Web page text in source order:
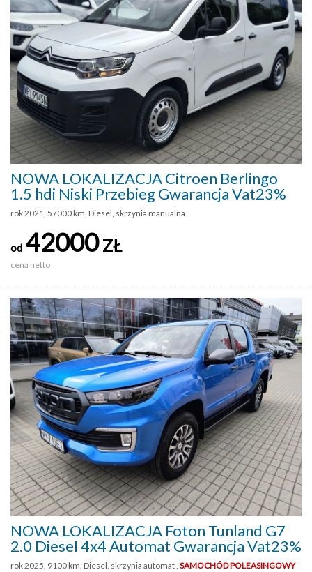
NOWA LOKALIZACJA Citroen Berlingo
1.5 hdi Niski Przebieg Gwarancja Vat23%
rok 2021, 57000 km, Diesel, skrzynia manualna
od 42000ZŁ
cena netto
NOWA LOKALIZACJA Foton Tunland G7
2.0 Diesel 4x4 Automat Gwarancja Vat23%
rok 2025, 9100 km, Diesel, skrzynia automat , SAMOCHÓD POLEASINGOWY